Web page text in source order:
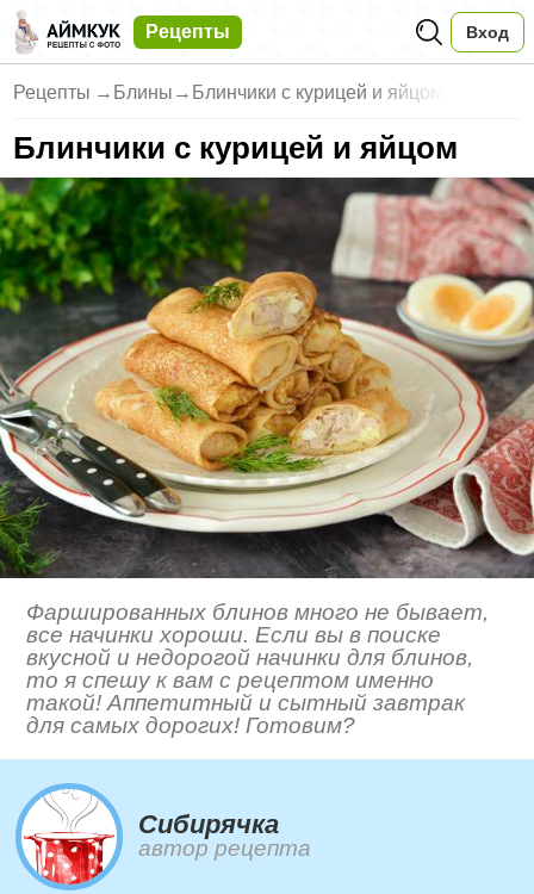
Рецепты Вход
Рецепты → Блины → Блинчики с курицей и яйцом
Блинчики с курицей и яйцом
Фаршированных блинов много не бывает,
все начинки хороши. Если вы в поиске
вкусной и недорогой начинки для блинов,
то я спешу к вам с рецептом именно
такой! Аппетитный и сытный завтрак
для самых дорогих! Готовим?
Сибирячка
автор рецепта